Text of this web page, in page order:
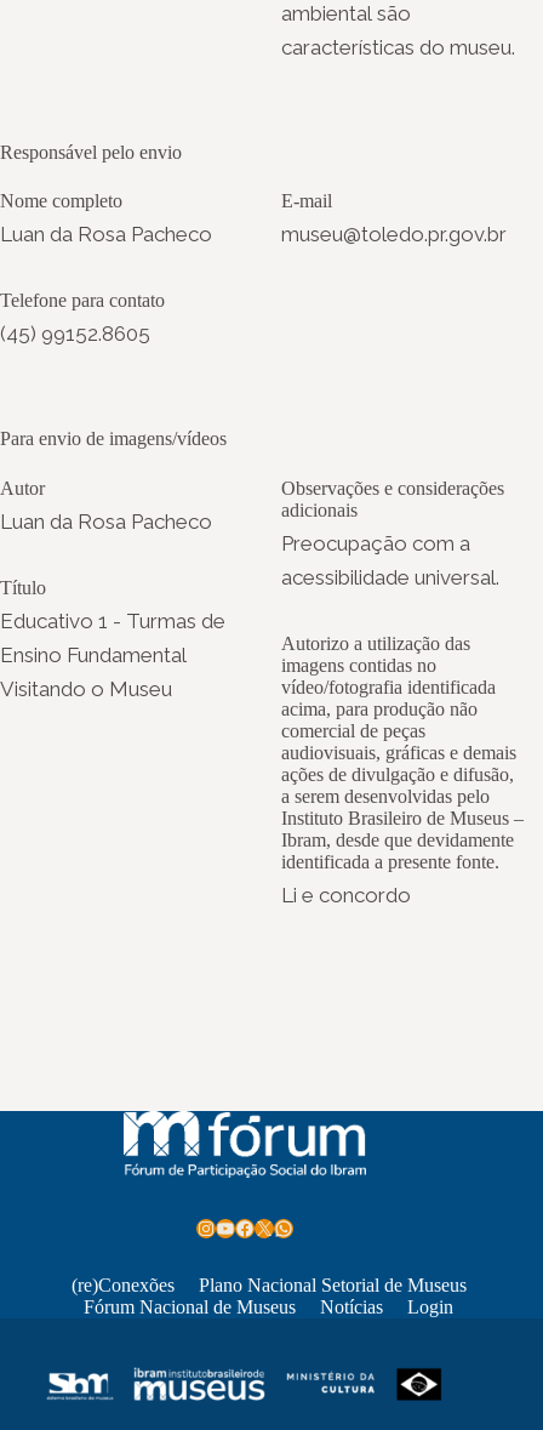
ambiental são
características do museu.
Responsável pelo envio
Nome completo
Luan da Rosa Pacheco
Telefone para contato
(45) 99152.8605
E-mail
museu@toledo.pr.gov.br
Para envio de imagens/vídeos
Autor
Luan da Rosa Pacheco
Título
Educativo 1 - Turmas de
Ensino Fundamental
Visitando o Museu
Observações e considerações
adicionais
Preocupação com a
acessibilidade universal.
Autorizo a utilização das
imagens contidas no
vídeo/fotografia identificada
acima, para produção não
comercial de peças
audiovisuais, gráficas e demais
ações de divulgação e difusão,
a serem desenvolvidas pelo
Instituto Brasileiro de Museus –
Ibram, desde que devidamente
identificada a presente fonte.
Li e concordo
Instagram
Youtube
Facebook
X WhatsApp
(re)Conexões
Plano Nacional Setorial de Museus
Fórum Nacional de Museus
Notícias Login